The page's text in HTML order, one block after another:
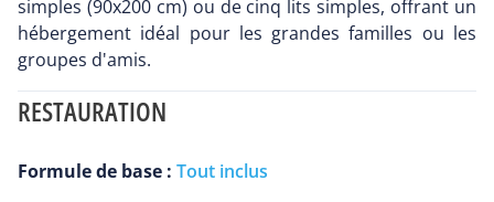
simples (90x200 cm) ou de cinq lits simples, offrant un
hébergement idéal pour les grandes familles ou les
groupes d'amis.
RESTAURATION
Formule de base : Tout inclus